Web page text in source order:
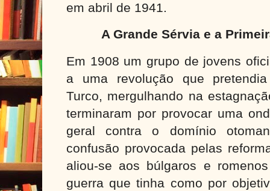
em abril de 1941.
A Grande Sérvia e a
Em 1908 um grupo de jovens
a uma revolução que
Turco, mergulhando na
terminaram por provocar uma
geral contra o domínio
confusão provocada pelas
aliou-se aos búlgaros e
guerra que tinha como por